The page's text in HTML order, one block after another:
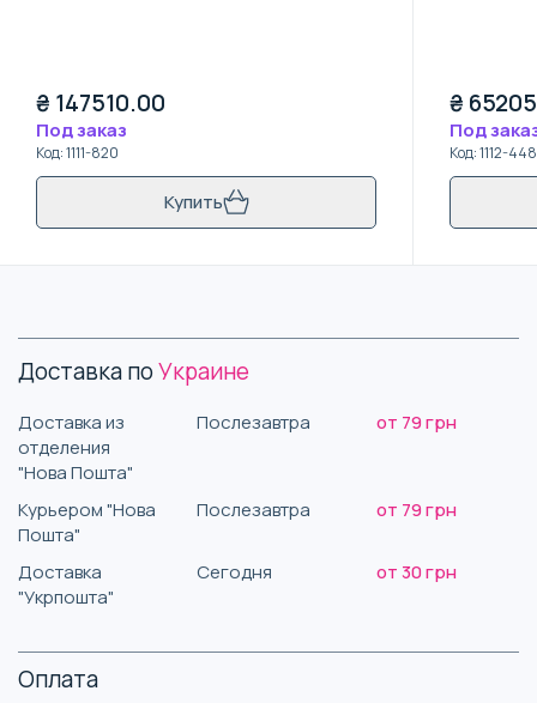
₴ 147510.00
Под заказ
Код:1111-820
Купить
₴
Под
Код:1112-448
Доставка поУкраине
Доставка из
отделения
"Нова Пошта"
Послезавтра от 79 грн
Курьером "Нова
Пошта"
Послезавтра от 79 грн
Доставка
"Укрпошта"
Сегодня от 30 грн
Оплата